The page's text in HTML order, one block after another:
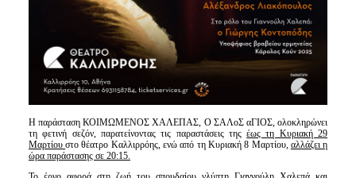
Η παράσταση ΚΟΙΜΩΜΕΝΟΣ ΧΑΛΕΠΑΣ, Ο ΣΑΛοΣ αΓΙΟΣ, ολοκληρώνει
τη φετινή σεζόν, παρατείνοντας τις παραστάσεις τηςέως τη Κυριακή 29
Μαρτίουστο θέατρο Καλλιρρόης, ενώ από τη Κυριακή 8 Μαρτίου, αλλάζει η
ώρα παράστασης σε 20:15.